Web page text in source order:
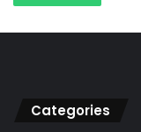
Categories